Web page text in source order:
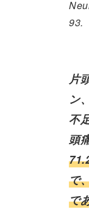
93.
片
ン
不
頭
で
で